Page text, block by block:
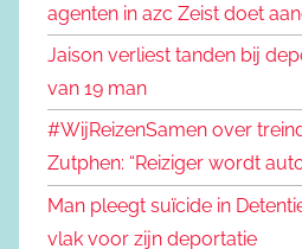
agenten in azc Zeist doet
Jaison verliest tanden bij
van 19 man
#WijReizenSamen over
Zutphen: “Reiziger wordt
Man pleegt suïcide in
vlak voor zijn deportatie